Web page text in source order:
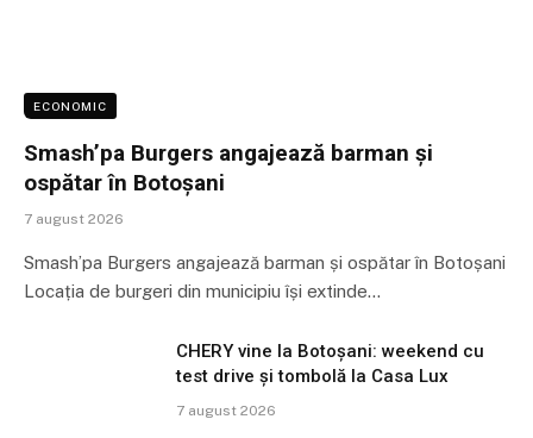
ECONOMIC
Smash’pa Burgers angajează barman și
ospătar în Botoșani
7 august 2026
Smash’pa Burgers angajează barman și ospătar în Botoșani
Locația de burgeri din municipiu își extinde…
CHERY vine la Botoșani: weekend cu
test drive și tombolă la Casa Lux
7 august 2026